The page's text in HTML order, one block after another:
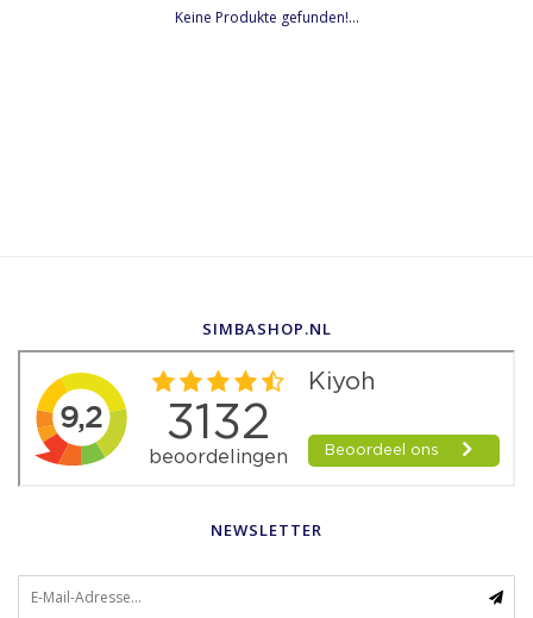
Keine Produkte gefunden!...
SIMBASHOP.NL
NEWSLETTER